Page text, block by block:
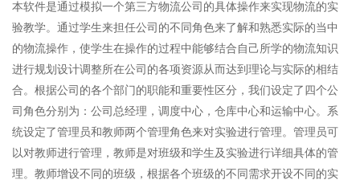
本软件是通过模拟一个第三方物流公司的具体操作来实现物流的实
验教学。通过学生来担任公司的不同角色来了解和熟悉实际的当中
的物流操作，使学生在操作的过程中能够结合自己所学的物流知识
进行规划设计调整所在公司的各项资源从而达到理论与实际的相结
合。根据公司的各个部门的职能和重要性区分，我们设定了四个公
司角色分别为：公司总经理，调度中心，仓库中心和运输中心。系
统设定了管理员和教师两个管理角色来对实验进行管理。管理员可
以对教师进行管理，教师是对班级和学生及实验进行详细具体的管
理。教师增设不同的班级，根据各个班级的不同需求开设不同的实